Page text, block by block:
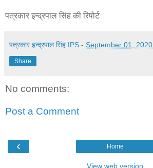
पत्रकार इन्द्रपाल सिंह की रिपोर्ट
पत्रकार इन्द्रपाल सिंह IPS - September 01, 2020
Share
No comments:
Post a Comment
‹ Home
View web version